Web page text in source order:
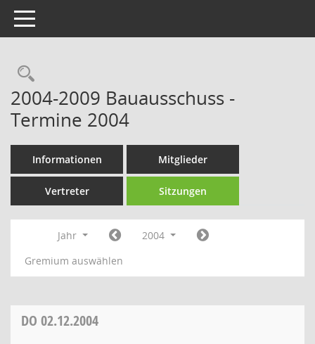
Toggle navigation
Rechercheauswahl
2004-2009 Bauausschuss -
Termine 2004
Informationen Mitglieder
Vertreter Sitzungen
Jahr
2004
Gremium auswählen
DO 02.12.2004